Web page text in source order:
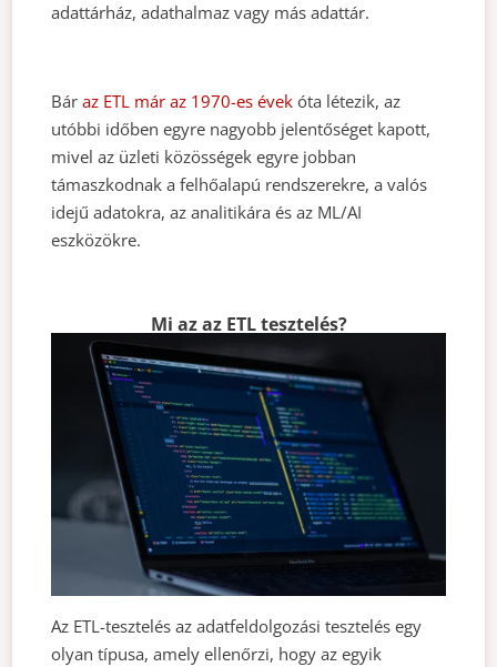
adattárház, adathalmaz vagy más adattár.
Báraz ETL már az 1970-es évek óta létezik, az
utóbbi időben egyre nagyobb jelentőséget kapott,
mivel az üzleti közösségek egyre jobban
támaszkodnak a felhőalapú rendszerekre, a valós
idejű adatokra, az analitikára és az ML/AI
eszközökre.
Mi az az ETL tesztelés?
Az ETL-tesztelés az adatfeldolgozási tesztelés egy
olyan típusa, amely ellenőrzi, hogy az egyik